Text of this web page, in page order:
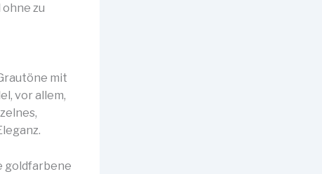
zu
mit
vor allem,
goldfarbene